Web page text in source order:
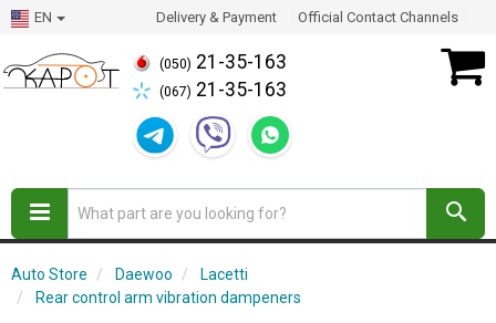
EN Delivery & Payment Official Contact Channels
(050) 21-35-163
(067) 21-35-163
Auto Store Daewoo
Lacetti
Rear control arm vibration dampeners